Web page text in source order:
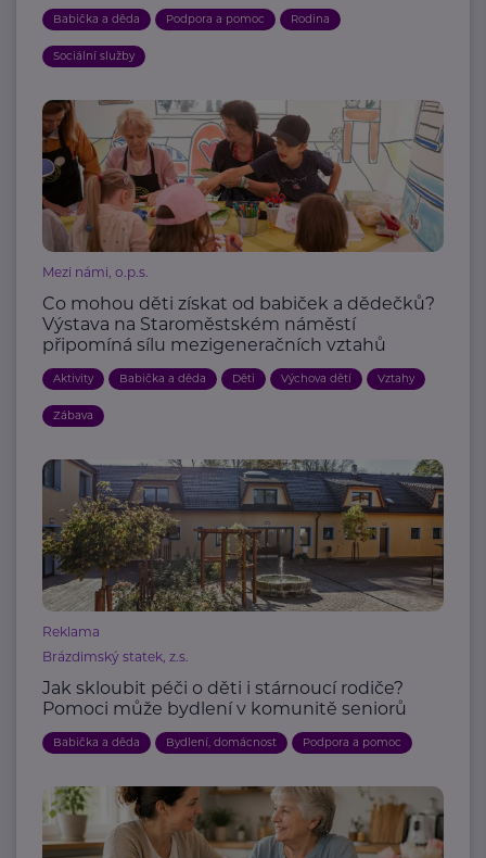
Babička a děda Podpora a pomoc Rodina
Sociální služby
Mezi námi, o.p.s.
Co mohou děti získat od babiček a dědečků?
Výstava na Staroměstském náměstí
připomíná sílu mezigeneračních vztahů
Aktivity Babička a děda Děti Výchova dětí Vztahy
Zábava
Reklama
Brázdimský statek, z.s.
Jak skloubit péči o děti i stárnoucí rodiče?
Pomoci může bydlení v komunitě seniorů
Babička a děda Bydlení, domácnost Podpora a pomoc